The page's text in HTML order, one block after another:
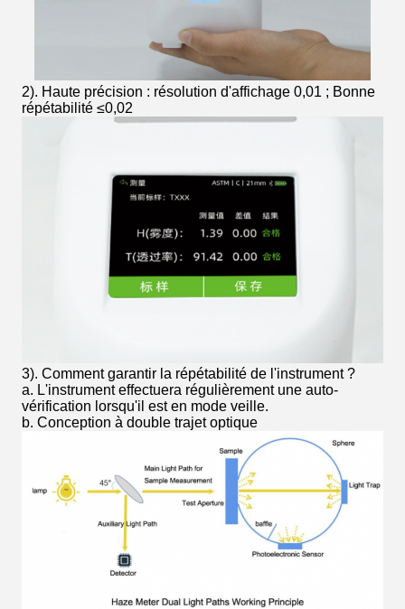
2). Haute précision : résolution d'affichage 0,01 ; Bonne
répétabilité ≤0,02
3). Comment garantir la répétabilité de l'instrument ?
a. L'instrument effectuera régulièrement une auto-
vérification lorsqu'il est en mode veille.
b. Conception à double trajet optique